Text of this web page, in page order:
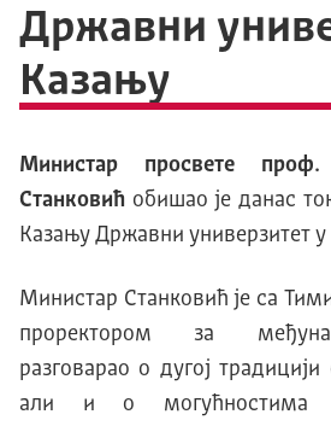
Државни
Казању
Министар просвете
Станковић обишао је данас
Казању Државни универзитет
Министар Станковић је са
проректором за
разговарао о дугој традицији
али и о могућностима